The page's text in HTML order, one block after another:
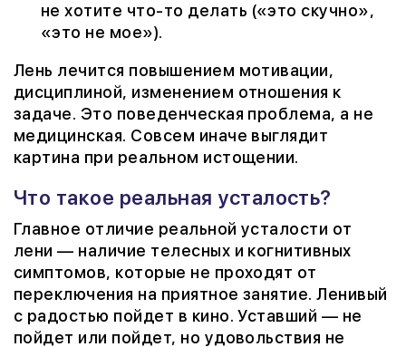
не хотите что-то делать («это скучно»,
«это не мое»).
Лень лечится повышением мотивации,
дисциплиной, изменением отношения к
задаче. Это поведенческая проблема, а не
медицинская. Совсем иначе выглядит
картина при реальном истощении.
Что такое реальная усталость?
Главное отличие реальной усталости от
лени — наличие телесных и когнитивных
симптомов, которые не проходят от
переключения на приятное занятие. Ленивый
с радостью пойдет в кино. Уставший — не
пойдет или пойдет, но удовольствия не